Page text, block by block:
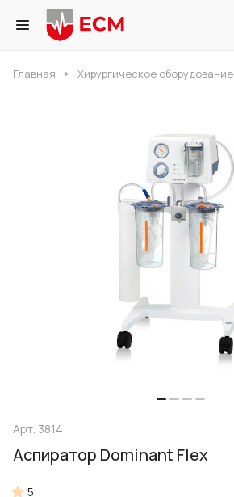
Главная Хирургическое оборудование
Арт. 3814
Аспиратор Dominant Flex
5